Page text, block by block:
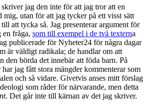
jag den inte för att jag tror att en
mig, utan för att jag tycker på ett visst sätt
att tycka så. Jag presenterar argument för
en fråga, som till exempel i de två texterna
publicerade för Nyheter24 för några dagar
är väldigt radikala; de handlar om att
den börda det innebär att föda barn. På
jag fått stora mängder kommenterar som
och så vidare. Givetvis anses mitt förslag
som råder för närvarande, men detta
. Det går inte till kärnan av det jag skriver.